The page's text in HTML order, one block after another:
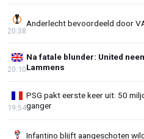
Anderlecht bevoordeeld door
20:38
Na fatale blunder: United
Lammens
20:10
PSG pakt eerste keer uit: 50
ganger
19:54
Infantino blijft aangeschoten